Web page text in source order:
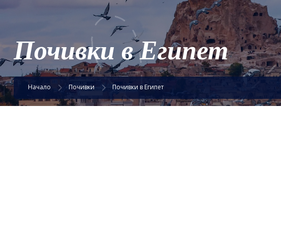
Почивки в Египет
Начало Почивки Почивки в Египет